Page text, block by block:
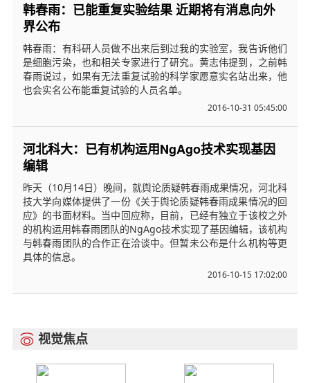
韩春雨：已能重复实验结果 近期将有消息向外
界公布
韩春雨：有科研人员做不出来后到过我的实验室，我告诉他们
是细胞污染，也和相关专家进行了研究。黄志伟提到，之前韩
春雨说过，如果有无法重复试验的科学家愿意实名站出来，他
也会实名公布能重复试验的人员名单。
2016-10-31 05:45:00
河北科大：已有机构运用NgAgo技术实现基因
编辑
昨天（10月14日）晚间，就舆论质疑韩春雨成果情况，河北科
技大学向媒体提供了一份《关于舆论质疑韩春雨成果情况的回
应》的书面材料。当中回应称，目前，已经有独立于该校之外
的机构运用韩春雨团队的NgAgo技术实现了基因编辑，该机构
与韩春雨团队的合作正在洽谈中。但暂未公布是什么机构等更
具体的信息。
2016-10-15 17:02:00
 视觉焦点